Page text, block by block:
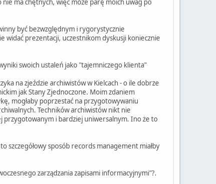
być bezwzględnym i rygorystycznie
widać prezentacji, uczestnikom dyskusji koniecznie
swoich ustaleń jako "tajemniczego klienta"
na zjeździe archiwistów w Kielcach - o ile dobrze
jak Stany Zjednoczone. Moim zdaniem
mogłaby poprzestać na przygotowywaniu
Techników archiwistów nikt nie
przygotowanym i bardziej uniwersalnym. Ino że to
szczegółowy sposób records management miałby
zarządzania zapisami informacyjnymi"?.